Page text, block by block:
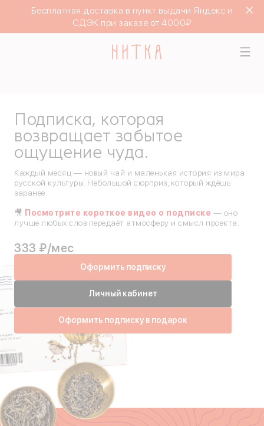
Бесплатная доставка в пункт выдачи Яндекс и
СДЭК при заказе от 4000₽
Подписка, которая
возвращает забытое
ощущение чуда.
Каждый месяц — новый чай и маленькая история из мира
русской культуры. Небольшой сюрприз, который ждёшь
заранее.
🎥 Посмотрите короткое видео о подписке — оно
лучше любых слов передаёт атмосферу и смысл проекта.
333 ₽/мес
Оформить подписку
Личный кабинет
Оформить подписку в подарок